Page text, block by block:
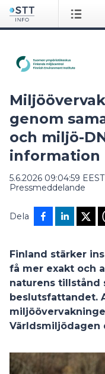
genom
och miljö-
information
5.6.2026 09:04:59 EEST
Pressmeddelande
Dela
Finland stärker
få mer exakt och
naturens tillstånd
beslutsfattandet.
Världsmiljödagen